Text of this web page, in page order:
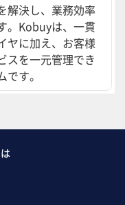
解決し、業務効率
。Kobuyは、一貫
ヤに加え、お客様
スを一元管理でき
す。